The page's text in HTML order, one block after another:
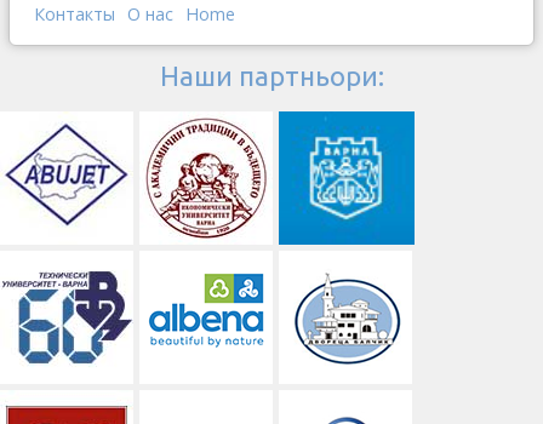
Контакты
О наc Home
Наши партньори: